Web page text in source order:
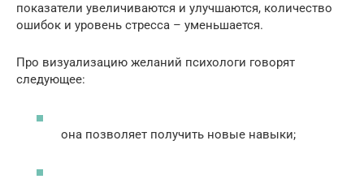
показатели увеличиваются и улучшаются, количество
ошибок и уровень стресса – уменьшается.
Про визуализацию желаний психологи говорят
следующее:
она позволяет получить новые навыки;